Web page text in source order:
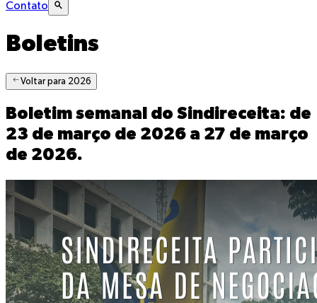
Contato
Boletins
Voltar para 2026
Boletim semanal do Sindireceita: de
23 de março de 2026 a 27 de março
de 2026.